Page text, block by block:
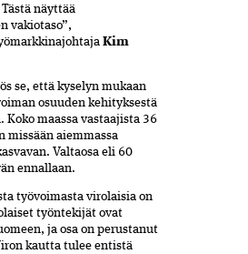
näyttää
vakiotaso”,
Kim
se, että kyselyn mukaan
osuuden kehityksestä
maassa vastaajista 36
missään aiemmassa
Valtaosa eli 60
ennallaan.
työvoimasta virolaisia on
työntekijät ovat
ja osa on perustanut
kautta tulee entistä